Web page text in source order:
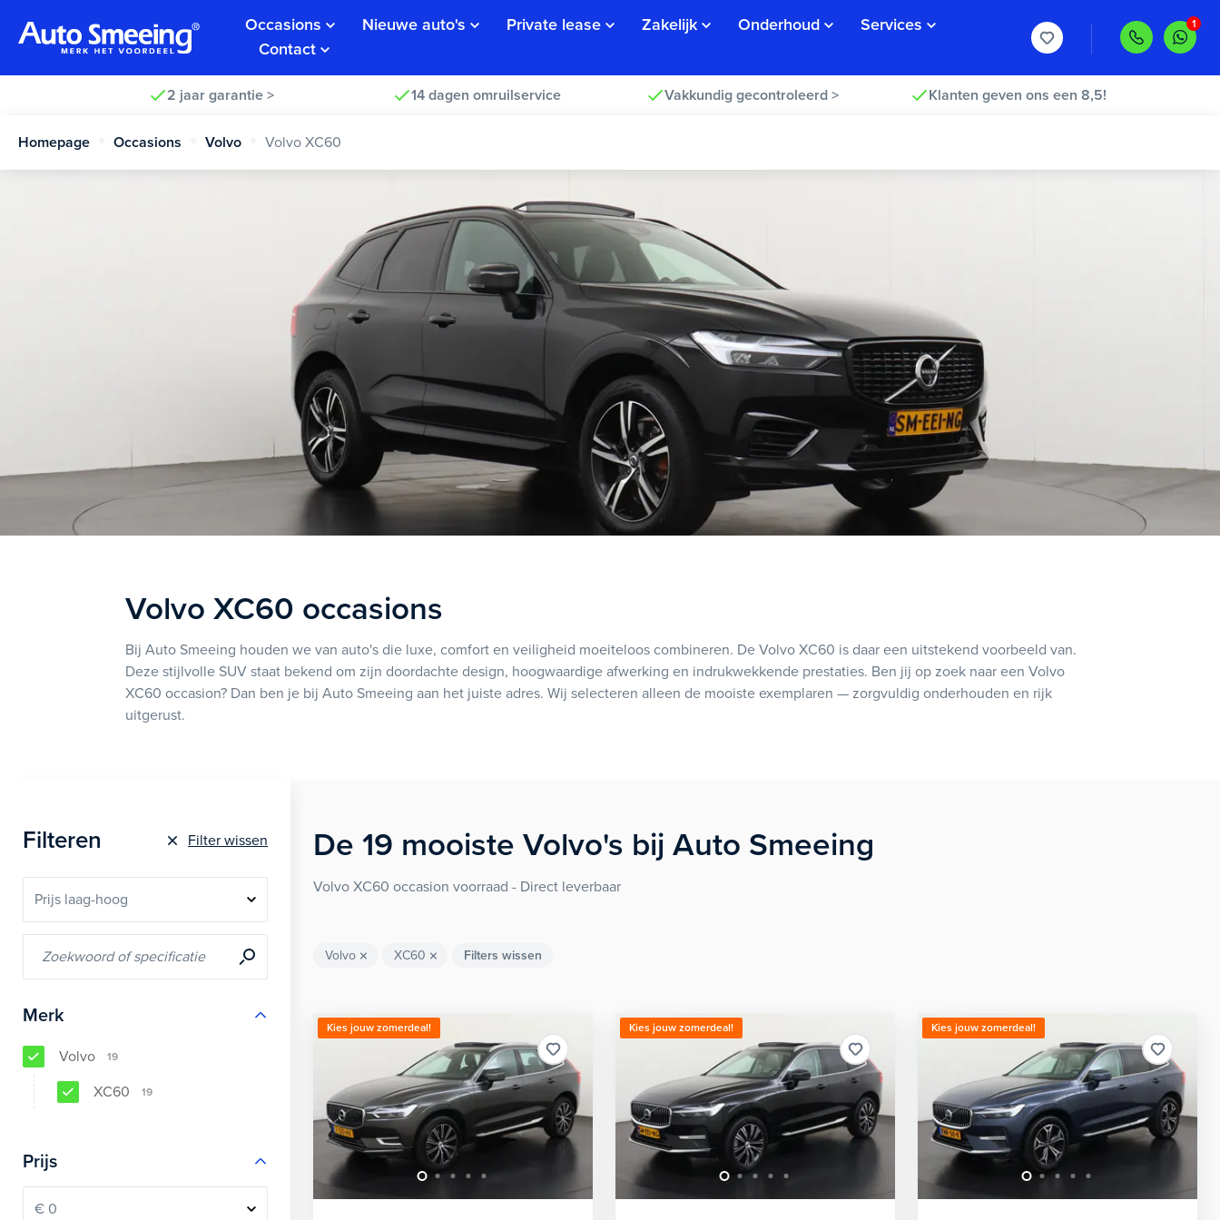
Occasions Nieuwe auto's Private lease Zakelijk Onderhoud
Services
Contact
2 jaar garantie > 14 dagen omruilservice Vakkundig gecontroleerd > Klanten geven ons een 8,5!
Homepage Occasions Volvo Volvo XC60
Volvo XC60 occasions
Bij Auto Smeeing houden we van auto's die luxe, comfort en veiligheid moeiteloos combineren. De Volvo XC60 is daar een uitstekend voorbeeld van.
Deze stijlvolle SUV staat bekend om zijn doordachte design, hoogwaardige afwerking en indrukwekkende prestaties. Ben jij op zoek naar een Volvo
XC60 occasion? Dan ben je bij Auto Smeeing aan het juiste adres. Wij selecteren alleen de mooiste exemplaren — zorgvuldig onderhouden en rijk
uitgerust.
Filteren Filter wissen
Merk
Volvo 19
XC60 19
Prijs
De 19 mooiste Volvo's bij Auto Smeeing
Volvo XC60 occasion voorraad - Direct leverbaar
Volvo XC60 Filters wissen
Kies jouw zomerdeal! Kies jouw zomerdeal! Kies jouw zomerdeal!